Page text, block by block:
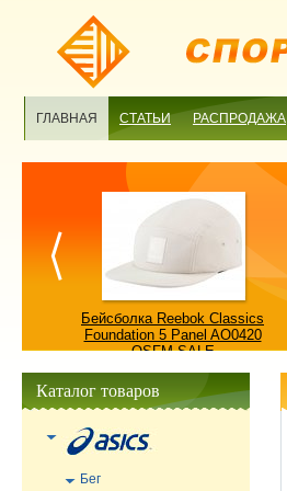
ГЛАВНАЯ СТАТЬИ РАСПРОДАЖА
Бейсболка Reebok Classics
Foundation 5 Panel AO0420
OSFM-SALE
Каталог товаров
Бег